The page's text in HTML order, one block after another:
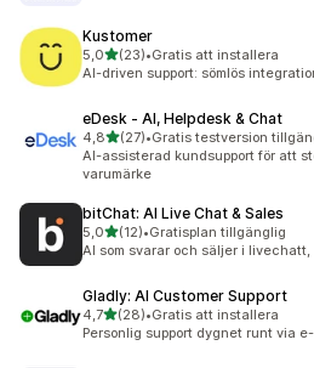
Kustomer
5,0av 5 stjärnor
(23)
23 recensioner totalt
•Gratis att installera
AI-driven support: sömlös
eDesk ‑ AI, Helpdesk & Chat
4,8av 5 stjärnor
(27)
27 recensioner totalt
•Gratis testversion
AI-assisterad kundsupport för att
varumärke
bitChat: AI Live Chat & Sales
5,0av 5 stjärnor
(12)
12 recensioner totalt
•Gratisplan tillgänglig
AI som svarar och säljer i
Gladly: AI Customer Support
4,7av 5 stjärnor
(28)
28 recensioner totalt
•Gratis att installera
Personlig support dygnet runt via